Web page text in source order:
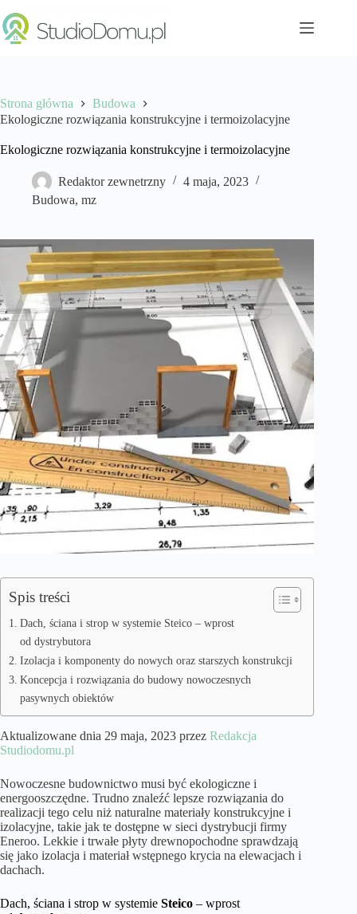
do
treści
Strona główna
Budowa
Ekologiczne rozwiązania konstrukcyjne i termoizolacyjne
Ekologiczne rozwiązania konstrukcyjne i termoizolacyjne
Redaktor zewnetrzny
4 maja, 2023
Budowa, mz
Spis treści
Dach, ściana i strop w systemie Steico – wprost
od dystrybutora
Izolacja i komponenty do nowych oraz starszych konstrukcji
Koncepcja i rozwiązania do budowy nowoczesnych
pasywnych obiektów
Aktualizowane dnia 29 maja, 2023 przez Redakcja
Studiodomu.pl
Nowoczesne budownictwo musi być ekologiczne i
energooszczędne. Trudno znaleźć lepsze rozwiązania do
realizacji tego celu niż naturalne materiały konstrukcyjne i
izolacyjne, takie jak te dostępne w sieci dystrybucji firmy
Eneroo. Lekkie i trwałe płyty drewnopochodne sprawdzają
się jako izolacja i materiał wstępnego krycia na elewacjach i
dachach.
Dach, ściana i strop w systemie Steico – wprost